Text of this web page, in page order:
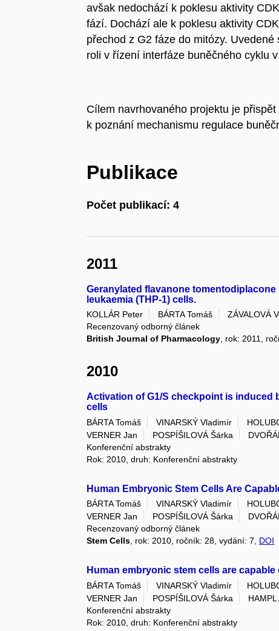
avšak nedochází k poklesu aktivity
fází. Dochází ale k poklesu aktivity
přechod z G2 fáze do mitózy.
roli v řízení interfáze buněčného cyklu
Cílem navrhovaného projektu je
k poznání mechanismu regulace
Publikace
Počet publikací: 4
2011
Geranylated flavanone
leukaemia (THP-1) cells.
KOLLÁR Peter BÁRTA Tomáš ZÁVALOVÁ
Recenzovaný odborný článek
British Journal of Pharmacology , rok: 2011,
2010
Activation of G1/S checkpoint is induced
cells
BÁRTA Tomáš VINARSKÝ Vladimír
VERNER Jan
POSPÍŠILOVÁ Šárka
Konferenční abstrakty
Rok: 2010, druh: Konferenční abstrakty
Human Embryonic Stem Cells Are
BÁRTA Tomáš VINARSKÝ Vladimír
VERNER Jan
POSPÍŠILOVÁ Šárka
Recenzovaný odborný článek
Stem Cells, rok: 2010, ročník: 28, vydání: 7, DOI
Human embryonic stem cells are
BÁRTA Tomáš VINARSKÝ Vladimír
VERNER Jan
POSPÍŠILOVÁ Šárka
HAMPL
Konferenční abstrakty
Rok: 2010, druh: Konferenční abstrakty